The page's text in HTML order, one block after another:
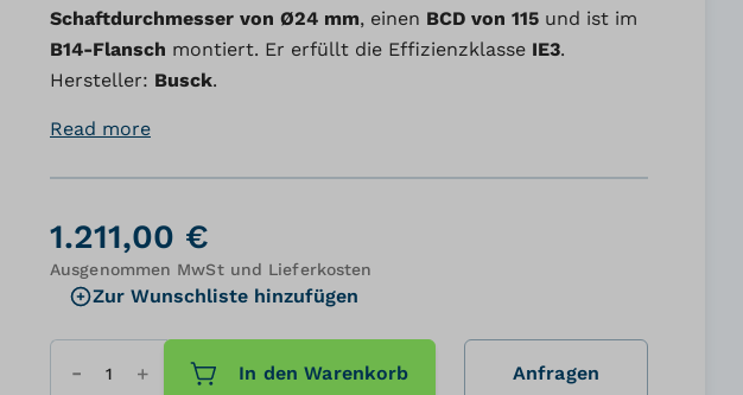
Schaftdurchmesser von Ø24 mm, einen BCD von 115 und ist im
B14-Flansch montiert. Er erfüllt die Effizienzklasse IE3.
Hersteller: Busck.
Read more
1.211,00 €
Ausgenommen MwSt und Lieferkosten
Zur Wunschliste hinzufügen
Menge In den Warenkorb Anfragen